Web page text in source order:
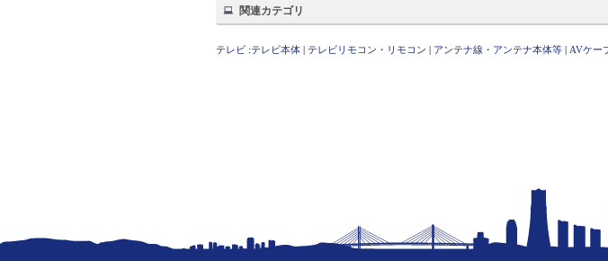
関連カテゴリ
テレビ :テレビ本体 | テレビリモコン・リモコン | アンテナ線・アンテナ本体等 | AVケー